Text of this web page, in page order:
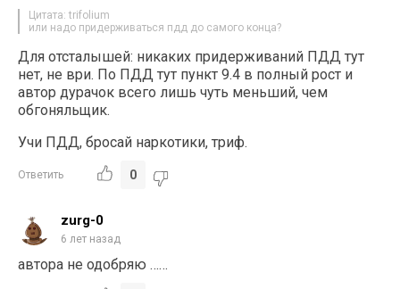
Цитата: trifolium
или надо придерживаться пдд до самого конца?
Для отсталышей: никаких придерживаний ПДД тут
нет, не ври. По ПДД тут пункт 9.4 в полный рост и
автор дурачок всего лишь чуть меньший, чем
обгоняльщик.
Учи ПДД, бросай наркотики, триф.
Ответить 0
zurg-0
6 лет назад
автора не одобряю ……